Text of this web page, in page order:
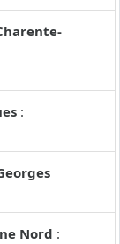
:
Nord :